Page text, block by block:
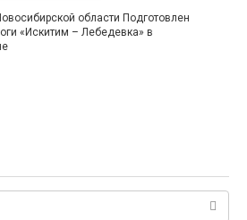
области Подготовлен
«Искитим – Лебедевка» в